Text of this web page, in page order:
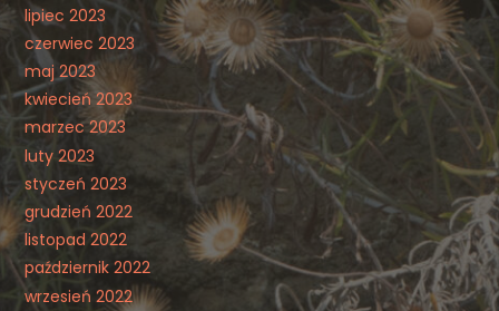
lipiec 2023
czerwiec 2023
maj 2023
kwiecień 2023
marzec 2023
luty 2023
styczeń 2023
grudzień 2022
listopad 2022
październik 2022
wrzesień 2022